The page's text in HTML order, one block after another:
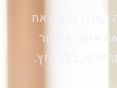
קצרה: נמפה את
איפה אפשר
בלי לחץ.